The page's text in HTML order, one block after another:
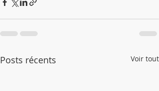
Posts récents Voir tout